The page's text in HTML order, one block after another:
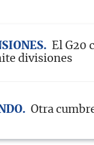
El G20
divisiones
Otra